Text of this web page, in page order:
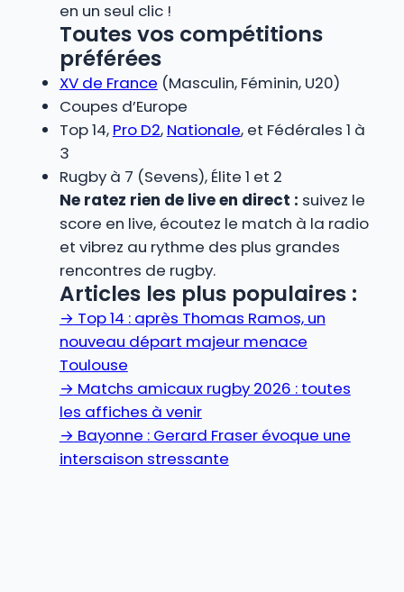
en un seul clic !
Toutes vos compétitions
préférées
XV de France (Masculin, Féminin, U20)
Coupes d’Europe
Top 14, Pro D2, Nationale, et Fédérales 1 à
3
Rugby à 7 (Sevens), Élite 1 et 2
Ne ratez rien de live en direct : suivez le
score en live, écoutez le match à la radio
et vibrez au rythme des plus grandes
rencontres de rugby.
Articles les plus populaires :
→ Top 14 : après Thomas Ramos, un
nouveau départ majeur menace
Toulouse
→ Matchs amicaux rugby 2026 : toutes
les affiches à venir
→ Bayonne : Gerard Fraser évoque une
intersaison stressante